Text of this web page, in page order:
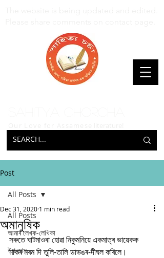
Post
All Posts
আমাৰ লেখক-লেখিকা
উপন্যাস
All Posts
অমানুষিক
Dec 31, 2020 1 min read
সৰুতে ঘাটমাওৰা হোৱা নিকুমনিয়ে একমাত্ৰ ভায়েকক
মাকৰ মৰম দি তুলি-তালি ডাভঙৰ-দীঘল কৰিলে।